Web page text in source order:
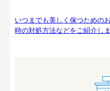
いつまでも美しく保つための
時の対処方法などをご紹介しま